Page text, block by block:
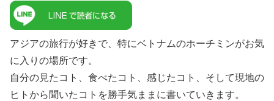
アジアの旅行が好きで、特にベトナムのホーチミンがお気
に入りの場所です。
自分の見たコト、食べたコト、感じたコト、そして現地の
ヒトから聞いたコトを勝手気ままに書いていきます。